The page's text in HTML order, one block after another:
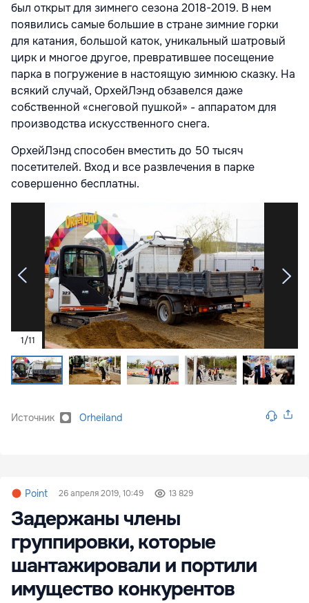
был открыт для зимнего сезона 2018-2019. В нем
появились самые большие в стране зимние горки
для катания, большой каток, уникальный шатровый
цирк и многое другое, превратившее посещение
парка в погружение в настоящую зимнюю сказку. На
всякий случай, ОрхейЛэнд обзавелся даже
собственной «снеговой пушкой» - аппаратом для
производства искусственного снега.
ОрхейЛэнд способен вместить до 50 тысяч
посетителей. Вход и все развлечения в парке
совершенно бесплатны.
1/11
Источник Orheiland
Point 26 апреля 2019, 10:49 13 829
Задержаны члены
группировки, которые
шантажировали и портили
имущество конкурентов